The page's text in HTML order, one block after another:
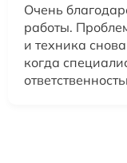
Очень
работы.
и техника
когда